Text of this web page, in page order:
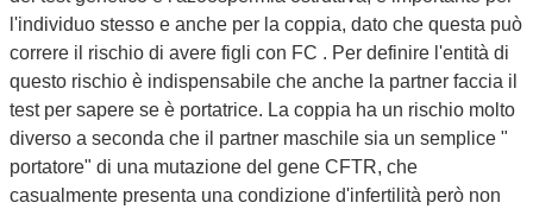
l'individuo stesso e anche per la coppia, dato che questa può
correre il rischio di avere figli con FC . Per definire l'entità di
questo rischio è indispensabile che anche la partner faccia il
test per sapere se è portatrice. La coppia ha un rischio molto
diverso a seconda che il partner maschile sia un semplice "
portatore" di una mutazione del gene CFTR, che
casualmente presenta una condizione d'infertilità però non